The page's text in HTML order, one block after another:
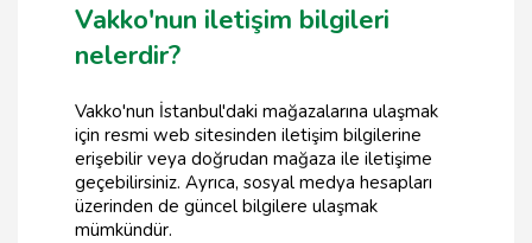
Vakko'nun iletişim bilgileri
nelerdir?
Vakko'nun İstanbul'daki mağazalarına ulaşmak
için resmi web sitesinden iletişim bilgilerine
erişebilir veya doğrudan mağaza ile iletişime
geçebilirsiniz. Ayrıca, sosyal medya hesapları
üzerinden de güncel bilgilere ulaşmak
mümkündür.